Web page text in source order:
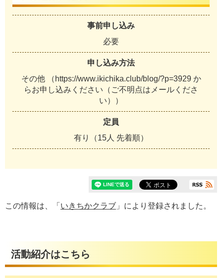
事前申し込み
必要
申し込み方法
その他 （https://www.ikichika.club/blog/?p=3929 か
らお申し込みください（ご不明点はメールくださ
い））
定員
有り（15人 先着順）
この情報は、「 いきちかクラブ 」により登録されました。
活動紹介はこちら